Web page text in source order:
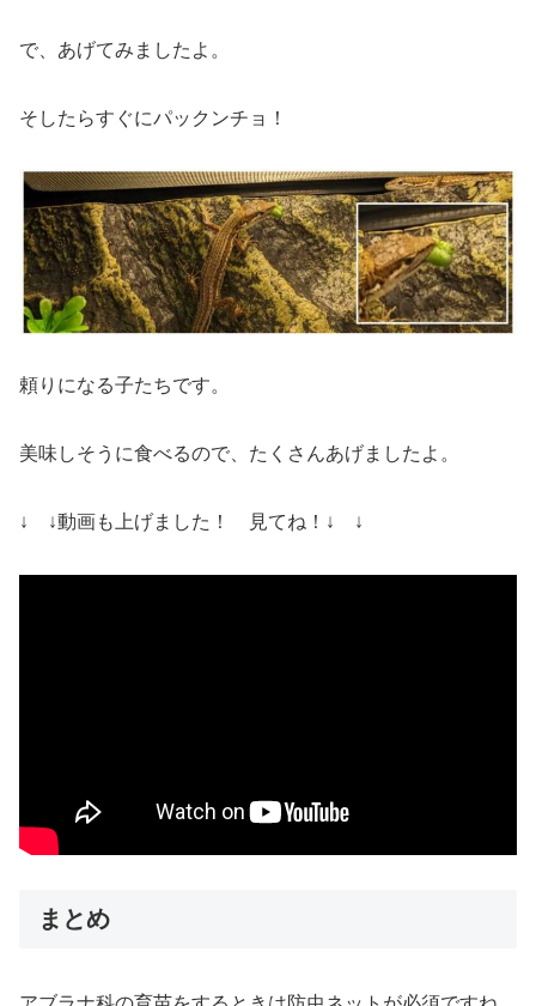
で、あげてみましたよ。
そしたらすぐにパックンチョ！
頼りになる子たちです。
美味しそうに食べるので、たくさんあげましたよ。
↓ ↓動画も上げました！ 見てね！↓ ↓
まとめ